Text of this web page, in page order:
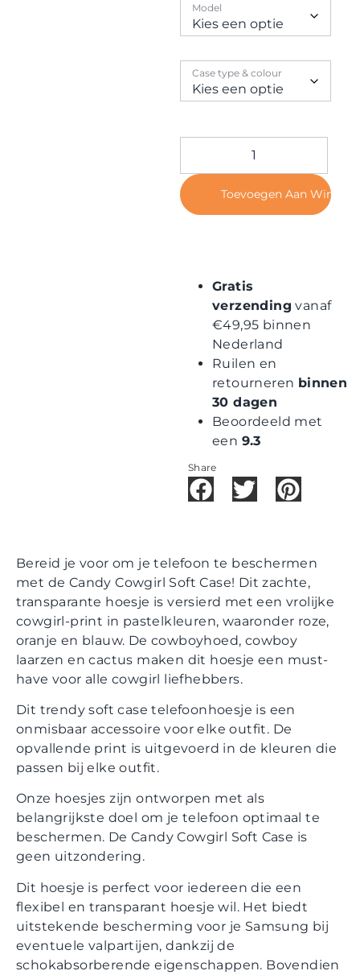
Model
Case type & colour
Toevoegen Aan
Gratis
verzending vanaf
€49,95 binnen
Nederland
Ruilen en
retourneren binnen
30 dagen
Beoordeeld met
een 9.3
Share
Bereid je voor om je telefoon te beschermen
met de Candy Cowgirl Soft Case! Dit zachte,
transparante hoesje is versierd met een vrolijke
cowgirl-print in pastelkleuren, waaronder roze,
oranje en blauw. De cowboyhoed, cowboy
laarzen en cactus maken dit hoesje een must-
have voor alle cowgirl liefhebbers.
Dit trendy soft case telefoonhoesje is een
onmisbaar accessoire voor elke outfit. De
opvallende print is uitgevoerd in de kleuren die
passen bij elke outfit.
Onze hoesjes zijn ontworpen met als
belangrijkste doel om je telefoon optimaal te
beschermen. De Candy Cowgirl Soft Case is
geen uitzondering.
Dit hoesje is perfect voor iedereen die een
flexibel en transparant hoesje wil. Het biedt
uitstekende bescherming voor je Samsung bij
eventuele valpartijen, dankzij de
schokabsorberende eigenschappen. Bovendien